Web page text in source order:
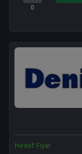
0
Hedef Fiyat